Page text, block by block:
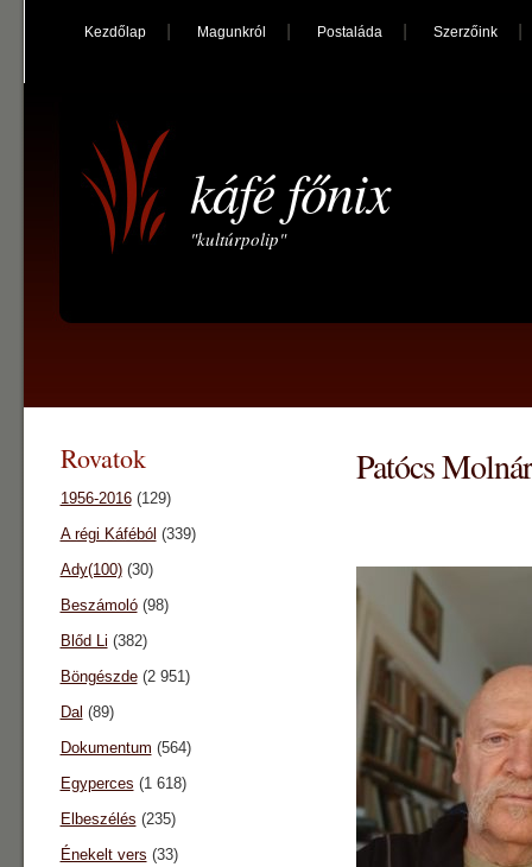
Kezdőlap Magunkról Postaláda Szerzőink
káfé főnix
"kultúrpolip"
Patócs
Rovatok
1956-2016(129)
A régi Káféból (339)
Ady(100)(30)
Beszámoló(98)
Blőd Li (382)
Böngészde(2 951)
Dal (89)
Dokumentum (564)
Egyperces (1 618)
Elbeszélés (235)
Énekelt vers (33)